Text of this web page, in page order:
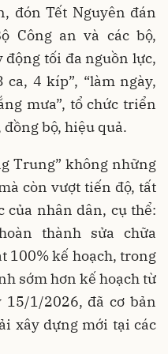
đón Tết Nguyên đán
Công an và các bộ,
tối đa nguồn lực,
4 kíp”, “làm ngày,
mưa”, tổ chức triển
bộ, hiệu quả.
Trung” không những
còn vượt tiến độ, tất
nhân dân, cụ thể:
thành sửa chữa
100% kế hoạch, trong
sớm hơn kế hoạch từ
1/2026, đã cơ bản
xây dựng mới tại các